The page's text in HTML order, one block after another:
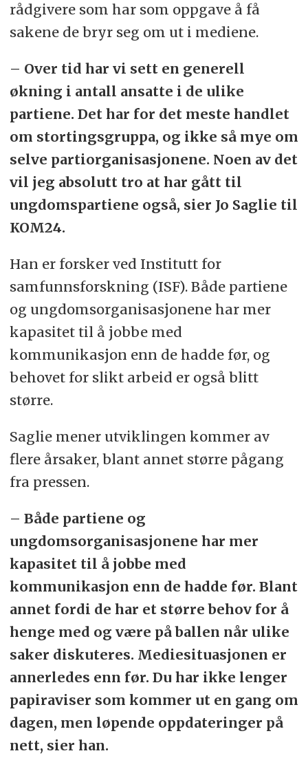
rådgivere som har som oppgave å få
sakene de bryr seg om ut i mediene.
– Over tid har vi sett en generell
økning i antall ansatte i de ulike
partiene. Det har for det meste handlet
om stortingsgruppa, og ikke så mye om
selve partiorganisasjonene. Noen av det
vil jeg absolutt tro at har gått til
ungdomspartiene også, sier Jo Saglie til
KOM24.
Han er forsker ved Institutt for
samfunnsforskning (ISF). Både partiene
og ungdomsorganisasjonene har mer
kapasitet til å jobbe med
kommunikasjon enn de hadde før, og
behovet for slikt arbeid er også blitt
større.
Saglie mener utviklingen kommer av
flere årsaker, blant annet større pågang
fra pressen.
– Både partiene og
ungdomsorganisasjonene har mer
kapasitet til å jobbe med
kommunikasjon enn de hadde før. Blant
annet fordi de har et større behov for å
henge med og være på ballen når ulike
saker diskuteres. Mediesituasjonen er
annerledes enn før. Du har ikke lenger
papiraviser som kommer ut en gang om
dagen, men løpende oppdateringer på
nett, sier han.